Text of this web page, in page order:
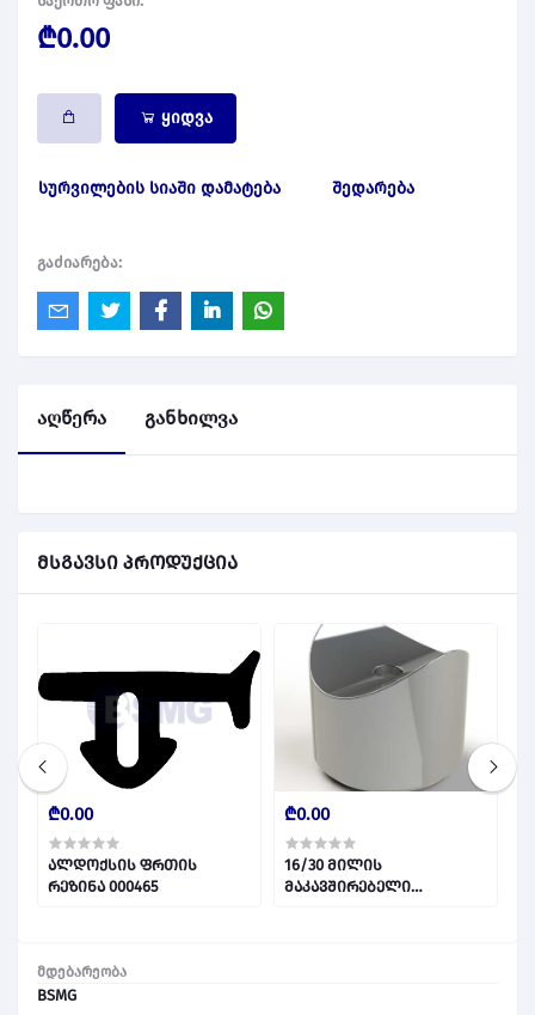
₾0.00
ყიდვა
სურვილების სიაში დამატება შედარება
გაძიარება:
მდებარეობა
BSMG
აღწერა განხილვა
მსგავსი პროდუქცია
₾0.00
ალდოქსის ფრთის
რეზინა 000465
₾0.00
16/30 მილის
მაკავშირებელი